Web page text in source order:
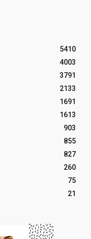
5410
4003
3791
2133
1691
1613
903
855
827
260
75
21